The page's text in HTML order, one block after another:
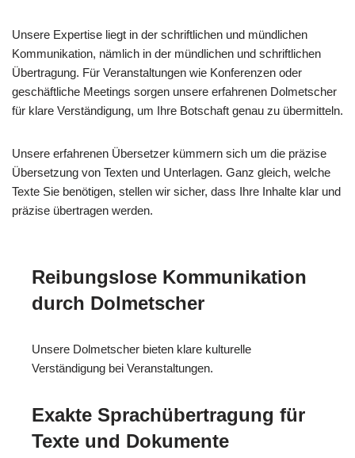
Unsere Expertise liegt in der schriftlichen und mündlichen
Kommunikation, nämlich in der mündlichen und schriftlichen
Übertragung. Für Veranstaltungen wie Konferenzen oder
geschäftliche Meetings sorgen unsere erfahrenen Dolmetscher
für klare Verständigung, um Ihre Botschaft genau zu übermitteln.
Unsere erfahrenen Übersetzer kümmern sich um die präzise
Übersetzung von Texten und Unterlagen. Ganz gleich, welche
Texte Sie benötigen, stellen wir sicher, dass Ihre Inhalte klar und
präzise übertragen werden.
Reibungslose Kommunikation
durch Dolmetscher
Unsere Dolmetscher bieten klare kulturelle
Verständigung bei Veranstaltungen.
Exakte Sprachübertragung für
Texte und Dokumente